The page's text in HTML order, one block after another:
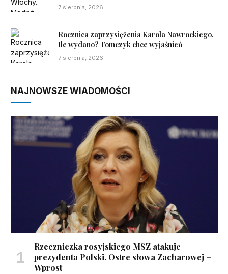
7 sierpnia, 2026
Rocznica zaprzysiężenia Karola Nawrockiego.
Ile wydano? Tomczyk chce wyjaśnień
7 sierpnia, 2026
NAJNOWSZE WIADOMOŚCI
Rzeczniczka rosyjskiego MSZ atakuje
prezydenta Polski. Ostre słowa Zacharowej –
Wprost